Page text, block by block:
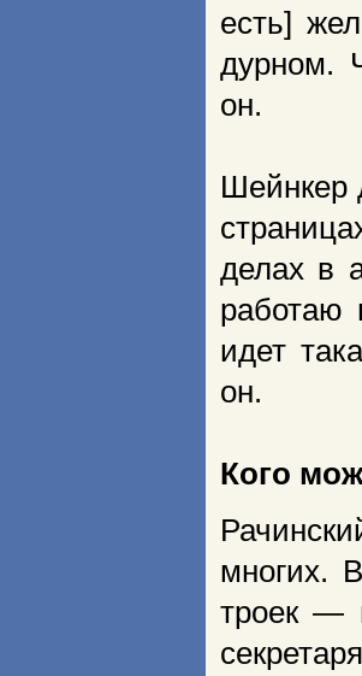
есть]
дурном.
он.
Шейнкер
делах в
работаю
идет
он.
Кого
многих.
троек —